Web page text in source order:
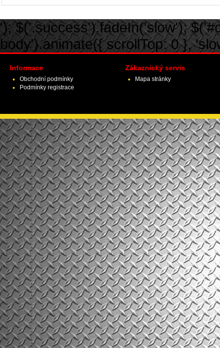
'); $('.success').fadeIn('slow');
body').animate({ scrollTop: 0 },
Informace
Obchodní podmínky
Podmínky registrace
Zákaznický servis
Mapa stránky